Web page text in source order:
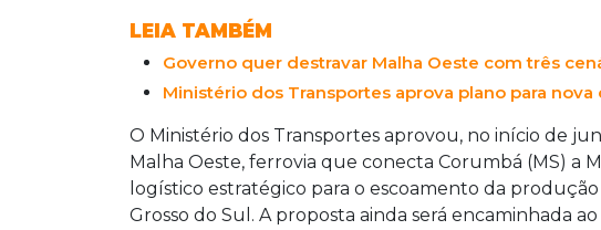
LEIA TAMBÉM
Governo quer destravar Malha Oeste com três
Ministério dos Transportes aprova plano para nova
O Ministério dos Transportes aprovou, no início de
Malha Oeste, ferrovia que conecta Corumbá (MS) a
logístico estratégico para o escoamento da
Grosso do Sul. A proposta ainda será encaminhada